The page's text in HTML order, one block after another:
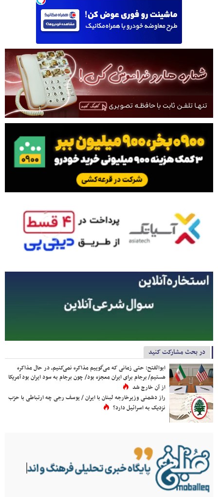
در بحث مشارکت کنید
ابوالفتح: حتی زمانی که می‌گوییم مذاکره نمی‌کنیم، در حال مذاکره
هستیم/ برجام برای ایران معجزه بود/ چون برجام به سود ایران بود آمریکا
از آن خارج شد
راز دشمنی وزیرخارجه لبنان با ایران / یوسف رجی چه ارتباطی با حزب
نزدیک به اسرائیل دارد؟